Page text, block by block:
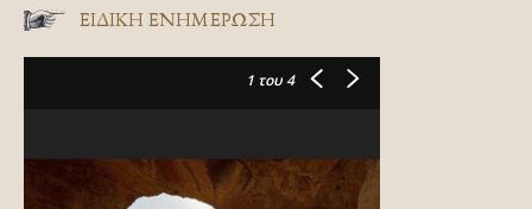
ΕΙΔΙΚΉ ΕΝΗΜΈΡΩΣΗ
1 του 4